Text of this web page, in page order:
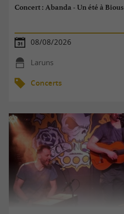
Concert : Abanda - Un été à Bious
08/08/2026
Laruns
Concerts